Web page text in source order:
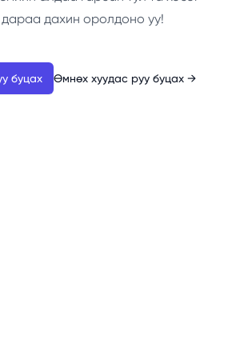
дахин оролдоно уу!
буцах Өмнөх хуудас руу буцах →